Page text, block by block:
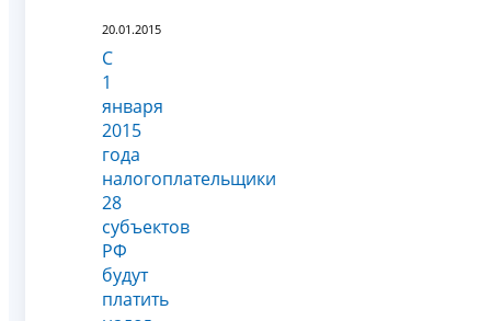
20.01.2015
С
1
января
2015
года
налогоплательщики
28
субъектов
РФ
будут
платить